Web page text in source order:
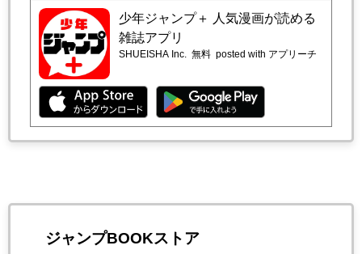
少年ジャンプ＋ 人気漫画が読める
雑誌アプリ
SHUEISHA Inc. 無料 posted with アプリーチ
ジャンプBOOKストア